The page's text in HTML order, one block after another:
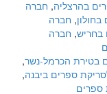
בהרצליה, חברה
, חברה
בחריש, חברה
בטירת הכרמל-נשר,
ספרים ביבנה,
ספרים